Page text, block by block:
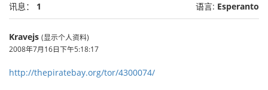
讯息： 1 语言: Esperanto
Kravejs (显示个人资料)
2008年7月16日下午5:18:17
http://thepiratebay.org/tor/4300074/